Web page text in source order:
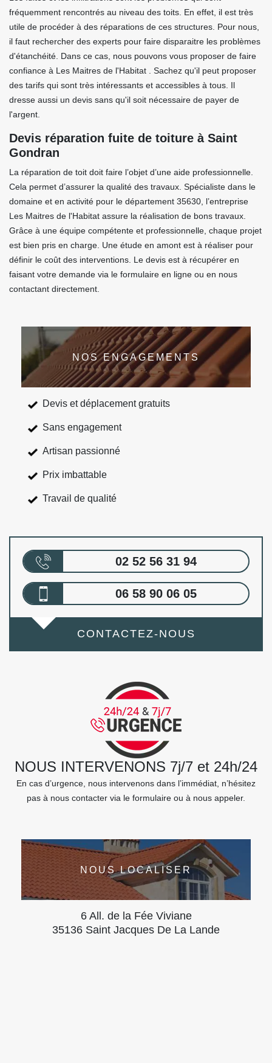
fréquemment rencontrés au niveau des toits. En effet, il est très
utile de procéder à des réparations de ces structures. Pour nous,
il faut rechercher des experts pour faire disparaitre les problèmes
d'étanchéité. Dans ce cas, nous pouvons vous proposer de faire
confiance à Les Maitres de l'Habitat . Sachez qu'il peut proposer
des tarifs qui sont très intéressants et accessibles à tous. Il
dresse aussi un devis sans qu'il soit nécessaire de payer de
l'argent.
Devis réparation fuite de toiture à Saint
Gondran
La réparation de toit doit faire l’objet d’une aide professionnelle.
Cela permet d’assurer la qualité des travaux. Spécialiste dans le
domaine et en activité pour le département 35630, l’entreprise
Les Maitres de l'Habitat assure la réalisation de bons travaux.
Grâce à une équipe compétente et professionnelle, chaque projet
est bien pris en charge. Une étude en amont est à réaliser pour
définir le coût des interventions. Le devis est à récupérer en
faisant votre demande via le formulaire en ligne ou en nous
contactant directement.
NOS ENGAGEMENTS
Devis et déplacement gratuits
Sans engagement
Artisan passionné
Prix imbattable
Travail de qualité
02 52 56 31 94
06 58 90 06 05
CONTACTEZ-NOUS
NOUS INTERVENONS 7j/7 et 24h/24
En cas d’urgence, nous intervenons dans l’immédiat, n’hésitez
pas à nous contacter via le formulaire ou à nous appeler.
NOUS LOCALISER
6 All. de la Fée Viviane
35136 Saint Jacques De La Lande